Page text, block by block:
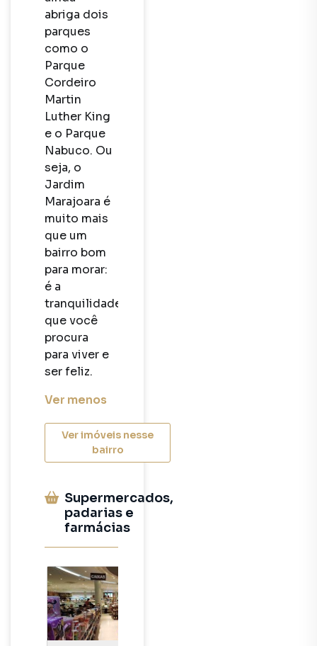
abriga dois
parques
como o
Parque
Cordeiro
Martin
Luther King
e o Parque
Nabuco. Ou
seja, o
Jardim
Marajoara é
muito mais
que um
bairro bom
para morar:
é a
tranquilidade
que você
procura
para viver e
ser feliz.
Ver menos
Ver imóveis nesse
bairro
Supermercados,
padarias e
farmácias